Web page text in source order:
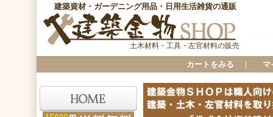
建築資材・ガーデニング用品・日用生活雑貨の通販
土木材料・工具・左官材料の販売
カートをみる ｜ マ